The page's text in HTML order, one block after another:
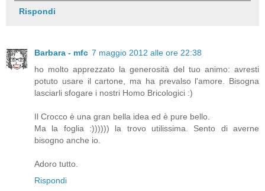
Rispondi
Barbara - mfc 7 maggio 2012 alle ore 22:38
ho molto apprezzato la generosità del tuo animo: avresti
potuto usare il cartone, ma ha prevalso l'amore. Bisogna
lasciarli sfogare i nostri Homo Bricologici :)
Il Crocco è una gran bella idea ed è pure bello.
Ma la foglia :)))))) la trovo utilissima. Sento di averne
bisogno anche io.
Adoro tutto.
Rispondi